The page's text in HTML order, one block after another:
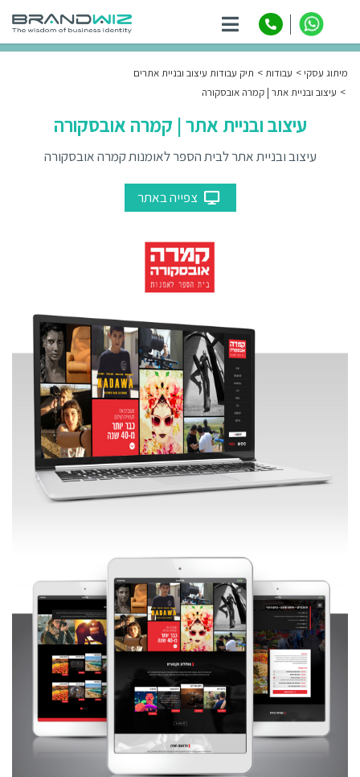
מיתוג עסקי עבודות
תיק עבודות עיצוב ובניית אתרים
עיצוב ובניית אתר | קמרה אובסקורה
עיצוב ובניית אתר | קמרה אובסקורה
עיצוב ובניית אתר לבית הספר לאומנות קמרה אובסקורה
צפייה באתר